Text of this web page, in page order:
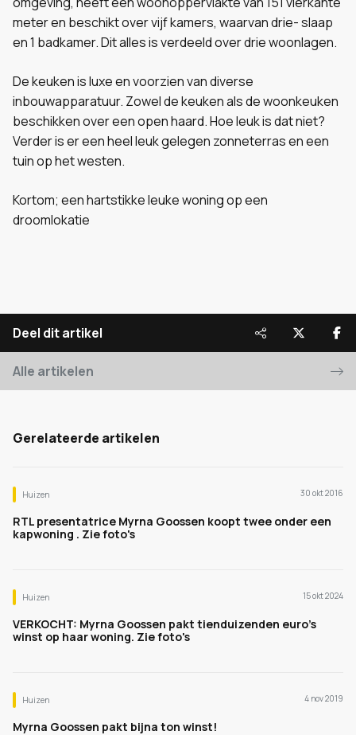
meter en beschikt over vijf kamers, waarvan drie- slaap
en 1 badkamer. Dit alles is verdeeld over drie woonlagen.
De keuken is luxe en voorzien van diverse
inbouwapparatuur. Zowel de keuken als de woonkeuken
beschikken over een open haard. Hoe leuk is dat niet?
Verder is er een heel leuk gelegen zonneterras en een
tuin op het westen.
Kortom; een hartstikke leuke woning op een
droomlokatie
Deel dit artikel
Alle artikelen
Gerelateerde artikelen
Huizen 30 okt 2016
RTL presentatrice Myrna Goossen koopt twee onder een
kapwoning . Zie foto's
Huizen 15 okt 2024
VERKOCHT: Myrna Goossen pakt tienduizenden euro's
winst op haar woning. Zie foto's
Huizen 4 nov 2019
Myrna Goossen pakt bijna ton winst!